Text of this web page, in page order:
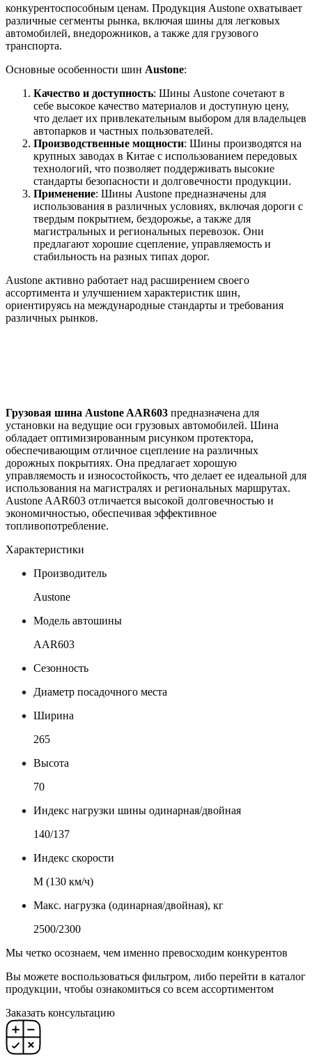
конкурентоспособным ценам. Продукция Austone охватывает
различные сегменты рынка, включая шины для легковых
автомобилей, внедорожников, а также для грузового
транспорта.
Основные особенности шин Austone:
Качество и доступность: Шины Austone сочетают в
себе высокое качество материалов и доступную цену,
что делает их привлекательным выбором для владельцев
автопарков и частных пользователей.
Производственные мощности: Шины производятся на
крупных заводах в Китае с использованием передовых
технологий, что позволяет поддерживать высокие
стандарты безопасности и долговечности продукции.
Применение: Шины Austone предназначены для
использования в различных условиях, включая дороги с
твердым покрытием, бездорожье, а также для
магистральных и региональных перевозок. Они
предлагают хорошие сцепление, управляемость и
стабильность на разных типах дорог.
Austone активно работает над расширением своего
ассортимента и улучшением характеристик шин,
ориентируясь на международные стандарты и требования
различных рынков.
Грузовая шина Austone AAR603 предназначена для
установки на ведущие оси грузовых автомобилей. Шина
обладает оптимизированным рисунком протектора,
обеспечивающим отличное сцепление на различных
дорожных покрытиях. Она предлагает хорошую
управляемость и износостойкость, что делает ее идеальной для
использования на магистралях и региональных маршрутах.
Austone AAR603 отличается высокой долговечностью и
экономичностью, обеспечивая эффективное
топливопотребление.
Характеристики
Производитель
Austone
Модель автошины
AAR603
Сезонность
Диаметр посадочного места
Ширина
265
Высота
70
Индекс нагрузки шины одинарная/двойная
140/137
Индекс скорости
М (130 км/ч)
Макс. нагрузка (одинарная/двойная), кг
2500/2300
Мы четко осознаем, чем именно превосходим конкурентов
Вы можете воспользоваться фильтром, либо перейти в каталог
продукции, чтобы ознакомиться со всем ассортиментом
Заказать консультацию